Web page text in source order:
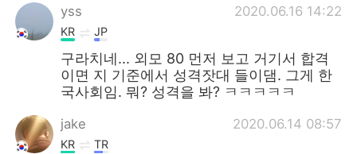
yss 2020.06.16 14:22
KR JP
구라치네... 외모 80 먼저 보고 거기서 합격
이면 지 기준에서 성격잣대 들이댐. 그게 한
국사회임. 뭐? 성격을 봐? ㅋㅋㅋㅋㅋ
jake 2020.06.14 08:57
KR TR